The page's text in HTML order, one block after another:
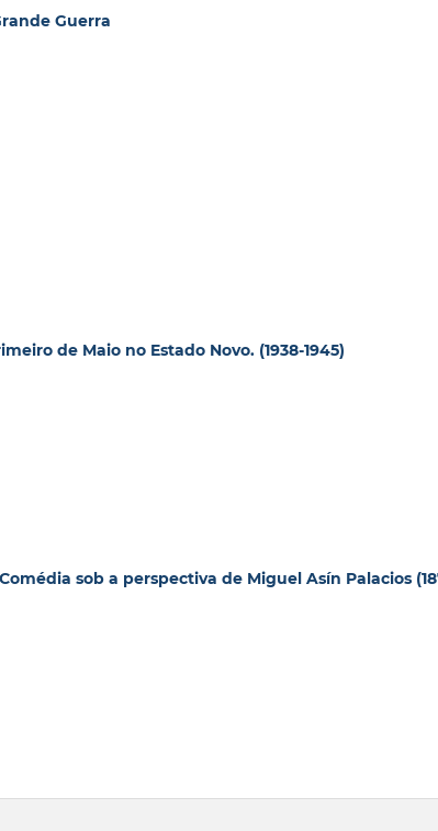
Guerra
de Maio no Estado Novo. (1938-1945)
sob a perspectiva de Miguel Asín Palacios